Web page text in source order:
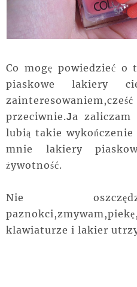
Co mogę powiedzieć
piaskowe lakiery
przeciwnie.Ja zaliczam
lubią takie
mnie lakiery
żywotność.
Nie
klawiaturze i lakier